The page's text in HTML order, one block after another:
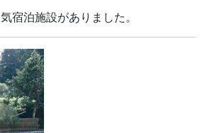
宿泊施設がありました。